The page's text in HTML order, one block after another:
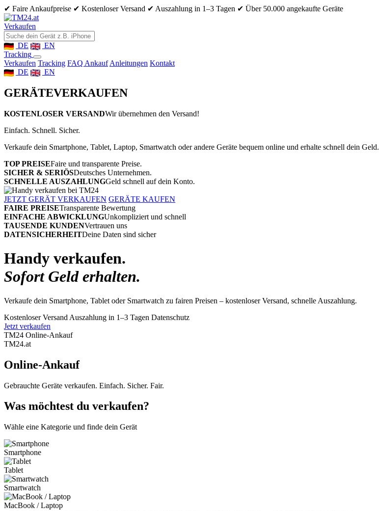
✔ Faire Ankaufpreise ✔ Kostenloser Versand ✔ Auszahlung in 1–3 Tagen ✔ Über 50.000 angekaufte Geräte
Verkaufen
DE
EN
Tracking
Verkaufen Tracking FAQ Ankauf Anleitungen Kontakt
DE
EN
GERÄTEVERKAUFEN
KOSTENLOSER VERSANDWir übernehmen den Versand!
Einfach. Schnell. Sicher.
Verkaufe dein Smartphone, Tablet, Laptop, Smartwatch oder andere Geräte bequem online und erhalte schnell dein Geld.
TOP PREISEFaire und transparente Preise.
SICHER & SERIÖSDeutsches Unternehmen.
SCHNELLE AUSZAHLUNGGeld schnell auf dein Konto.
JETZT GERÄT VERKAUFEN GERÄTE KAUFEN
FAIRE PREISETransparente Bewertung
EINFACHE ABWICKLUNGUnkompliziert und schnell
TAUSENDE KUNDENVertrauen uns
DATENSICHERHEITDeine Daten sind sicher
Handy verkaufen.
Sofort Geld erhalten.
Verkaufe dein Smartphone, Tablet oder Smartwatch zu fairen Preisen – kostenloser Versand, schnelle Auszahlung.
Kostenloser Versand Auszahlung in 1–3 Tagen Datenschutz
Jetzt verkaufen
TM24 Online-Ankauf
TM24.at
Online-Ankauf
Gebrauchte Geräte verkaufen. Einfach. Sicher. Fair.
Was möchtest du verkaufen?
Wähle eine Kategorie und finde dein Gerät
Smartphone
Tablet
Smartwatch
MacBook / Laptop